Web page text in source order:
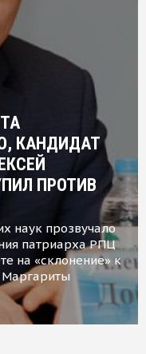
КАНДИДАТ
ПРОТИВ
наук прозвучало
патриарха РПЦ
на «склонение» к
Маргариты